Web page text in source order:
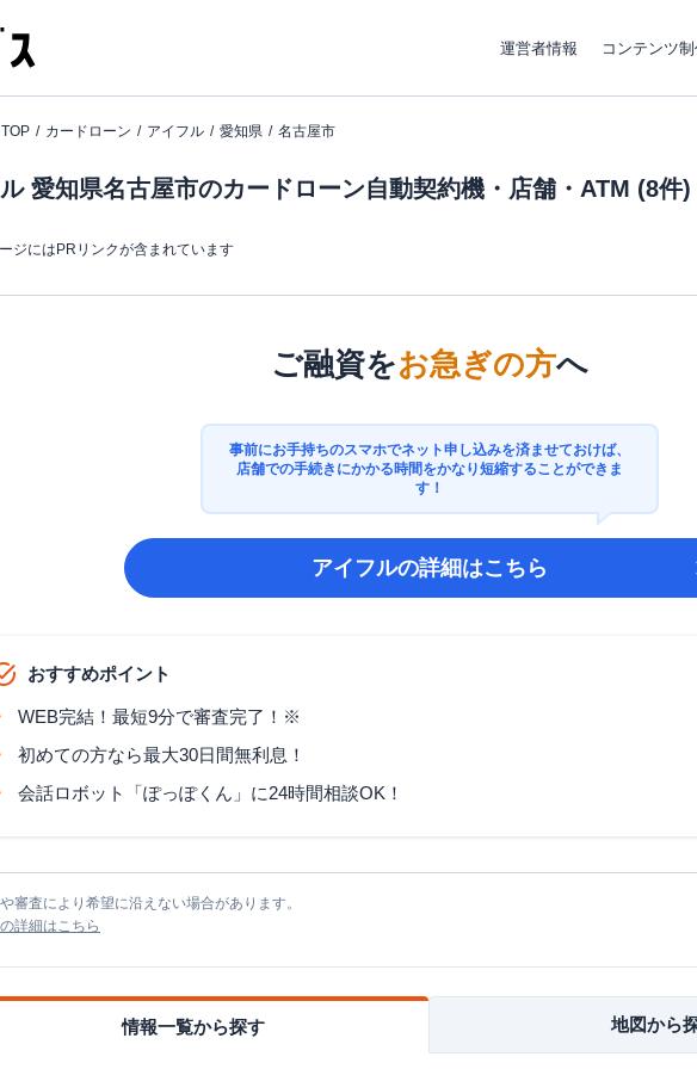
運営者情報 コンテンツ
カードローン アイフル 愛知県 名古屋市
愛知県名古屋市のカードローン自動契約機・店舗・ATM (8件)
ジにはPRリンクが含まれています
ご融資をお急ぎの方へ
事前にお手持ちのスマホでネット申し込みを済ませておけば、
店舗での手続きにかかる時間をかなり短縮することができま
す！
アイフルの詳細はこちら
おすすめポイント
WEB完結！最短9分で審査完了！※
初めての方なら最大30日間無利息！
会話ロボット「ぽっぽくん」に24時間相談OK！
審査により希望に沿えない場合があります。
の詳細はこちら
情報一覧から探す 地図から